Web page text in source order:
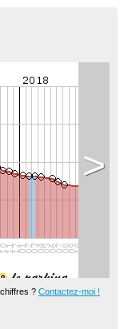
>
? Contactez-moi !